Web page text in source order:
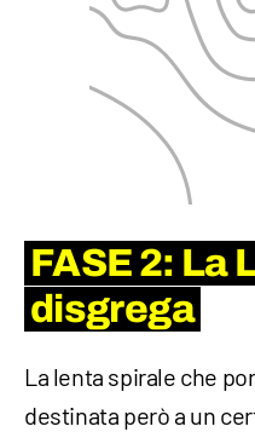
FASE 2: La
disgrega
La lenta spirale che
destinata però a un